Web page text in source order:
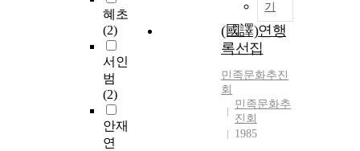
혜초
(2)
서인
범
(2)
안재
연
기
(國譯)연행
록선집
민족문화추진
회
민족문화추
진회
1985